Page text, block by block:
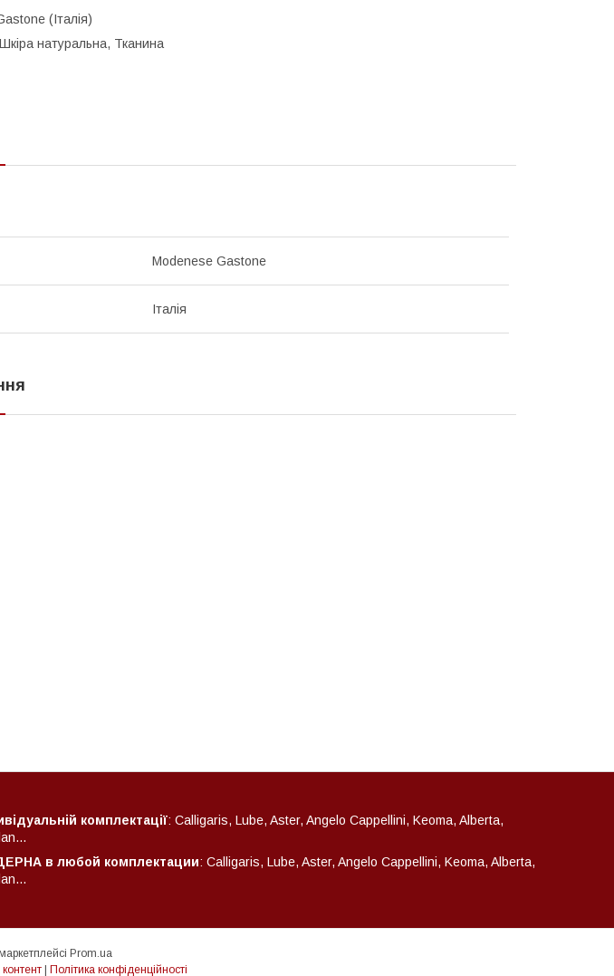
(Італія)
натуральна, Тканина
Modenese Gastone
Італія
комплектації: Calligaris, Lube, Aster, Angelo Cappellini, Keoma, Alberta,
в любой комплектации: Calligaris, Lube, Aster, Angelo Cappellini, Keoma, Alberta,
Prom.ua
Політика конфіденційності